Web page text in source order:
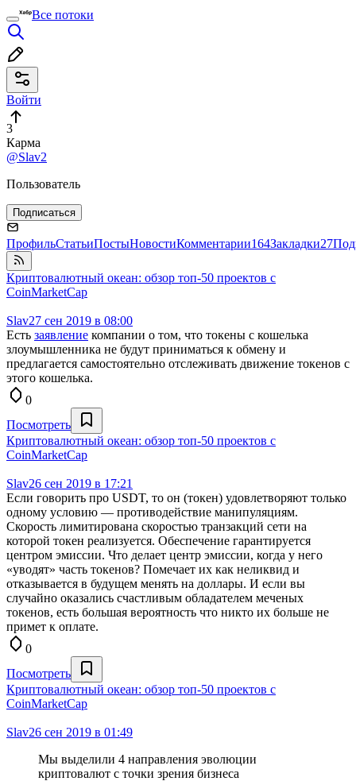
Все потоки
Войти
3
Карма
@Slav2
Пользователь
Подписаться
ПрофильСтатьиПостыНовостиКомментарии164Закладки27
Криптовалютный океан: обзор топ-50 проектов с
CoinMarketCap
Slav27 сен 2019 в 08:00
Есть заявление компании о том, что токены с кошелька
злоумышленника не будут приниматься к обмену и
предлагается самостоятельно отслеживать движение токенов с
этого кошелька.
0
Посмотреть
Криптовалютный океан: обзор топ-50 проектов с
CoinMarketCap
Slav26 сен 2019 в 17:21
Если говорить про USDT, то он (токен) удовлетворяют только
одному условию — противодействие манипуляциям.
Скорость лимитирована скоростью транзакций сети на
которой токен реализуется. Обеспечение гарантируется
центром эмиссии. Что делает центр эмиссии, когда у него
«уводят» часть токенов? Помечает их как неликвид и
отказывается в будущем менять на доллары. И если вы
случайно оказались счастливым обладателем меченых
токенов, есть большая вероятность что никто их больше не
примет к оплате.
0
Посмотреть
Криптовалютный океан: обзор топ-50 проектов с
CoinMarketCap
Slav26 сен 2019 в 01:49
Мы выделили 4 направления эволюции
криптовалют с точки зрения бизнеса